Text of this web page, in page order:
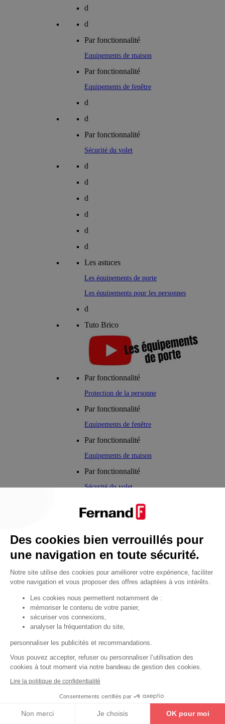
d
d
Par fonctionnalité
Equipements de maison
Par fonctionnalité
Equipements de fenêtre
d
d
Par fonctionnalité
Sécurité du volet
d
d
d
d
d
d
Les astuces
Les équipements de porte
Les équipements pour les personnes
d
Tuto Brico
Par fonctionnalité
Protection de la personne
Par fonctionnalité
Equipements de fenêtre
Par fonctionnalité
Equipements de maison
Par fonctionnalité
Sécurité du volet
Par fonctionnalité
Cendrier
Par fonctionnalité
Equipements de porte
•Judas de porte
Fermes-portes
•Arrêts de porte
•Butoirs de porte
• Charnières de porte
• Accessoires de fixation
Les astuces
Les équipements de porte
Les équipements pour les personnes
Des cookies bien verrouillés pour
une navigation en toute sécurité.
Notre site utilise des cookies pour améliorer votre expérience, faciliter
votre navigation et vous proposer des offres adaptées à vos intérêts.
Les cookies nous permettent notamment de :
mémoriser le contenu de votre panier,
sécuriser vos connexions,
analyser la fréquentation du site,
personnaliser les publicités et recommandations.
Vous pouvez accepter, refuser ou personnaliser l’utilisation des
cookies à tout moment via notre bandeau de gestion des cookies.
Lire la politique de confidentialité
Consentements certifiés par
Non merci Je choisis OK pour moi